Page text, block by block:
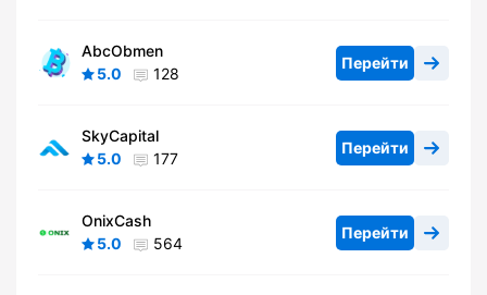
AbcObmen
5.0
128
Перейти
SkyCapital
5.0
177
Перейти
OnixCash
5.0
564
Перейти